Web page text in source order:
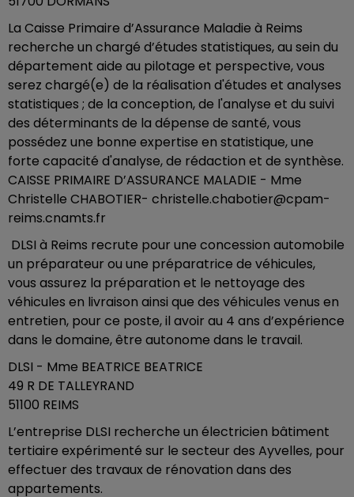
La Caisse Primaire d’Assurance Maladie à Reims
recherche un chargé d’études statistiques, au sein du
département aide au pilotage et perspective, vous
serez chargé(e) de la réalisation d'études et analyses
statistiques ; de la conception, de l'analyse et du suivi
des déterminants de la dépense de santé, vous
possédez une bonne expertise en statistique, une
forte capacité d'analyse, de rédaction et de synthèse.
CAISSE PRIMAIRE D’ASSURANCE MALADIE - Mme
Christelle CHABOTIER- christelle.chabotier@cpam-
reims.cnamts.fr
DLSI à Reims recrute pour une concession automobile
un préparateur ou une préparatrice de véhicules,
vous assurez la préparation et le nettoyage des
véhicules en livraison ainsi que des véhicules venus en
entretien, pour ce poste, il avoir au 4 ans d’expérience
dans le domaine, être autonome dans le travail.
DLSI - Mme BEATRICE BEATRICE
49 R DE TALLEYRAND
51100 REIMS
L’entreprise DLSI recherche un électricien bâtiment
tertiaire expérimenté sur le secteur des Ayvelles, pour
effectuer des travaux de rénovation dans des
appartements.